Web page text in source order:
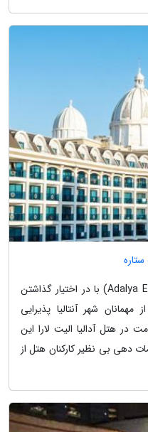
هتل آدالیا الیت لارا (Adalya Elite Lara Hotel) با در اختیار گذاشتن
شهر آنتالیا پذیرایی
در هتل آدالیا الیت لارا این
دهی بی نظیر کارکنان هتل از